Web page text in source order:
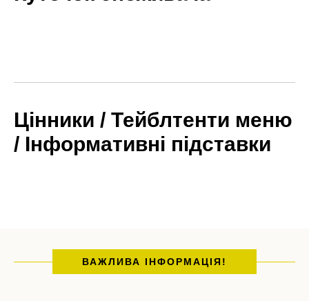
Цінники / Тейблтенти меню
/ Інформативні підставки
ВАЖЛИВА ІНФОРМАЦІЯ!